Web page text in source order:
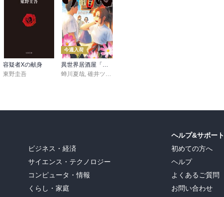
容疑者Xの献身
東野圭吾
今週入荷
異世界居酒屋「げん」三杯目
蝉川夏哉,碓井ツカサ
ビジネス・経済
サイエンス・テクノロジー
コンピュータ・情報
くらし・家庭
ヘルプ&サポート
初めての方へ
ヘルプ
よくあるご質問
お問い合わせ